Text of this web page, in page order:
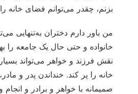
بزنم، چقدر می‌توانم فضای خانه
من باور دارم دختران به‌تنهایی
خانواده و حتی حال یک جامعه را
نقش فرزند و خواهر می‌تواند
خانه را پر کند. خنداندن پدر و
صمیمانه با خواهر و برادر و